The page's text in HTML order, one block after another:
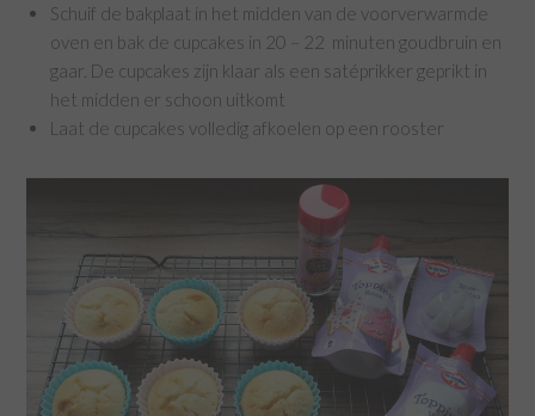
Schuif de bakplaat in het midden van de voorverwarmde
oven en bak de cupcakes in 20 – 22 minuten goudbruin en
gaar. De cupcakes zijn klaar als een satéprikker geprikt in
het midden er schoon uitkomt
Laat de cupcakes volledig afkoelen op een rooster